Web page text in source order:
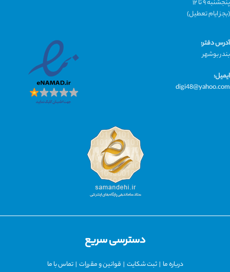
پنجشنبه ۹ تا ۱۲
(بجز ایام تعطیل)
آدرس دفتر:
بندر بوشهر
ایمیل:
digi48@yahoo.com
دسترسی سریع
درباره ما |ثبت شکایت | قوانین و مقررات |تماس با ما